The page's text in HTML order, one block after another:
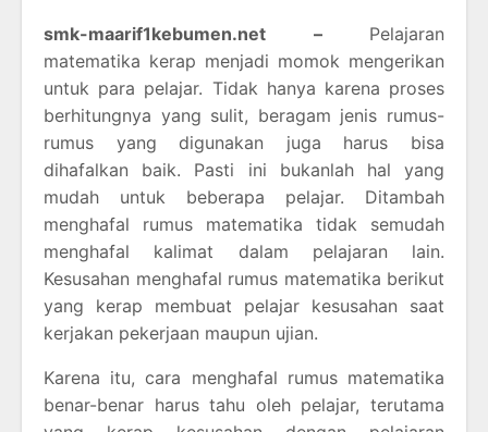
smk-maarif1kebumen.net – Pelajaran
matematika kerap menjadi momok mengerikan
untuk para pelajar. Tidak hanya karena proses
berhitungnya yang sulit, beragam jenis rumus-
rumus yang digunakan juga harus bisa
dihafalkan baik. Pasti ini bukanlah hal yang
mudah untuk beberapa pelajar. Ditambah
menghafal rumus matematika tidak semudah
menghafal kalimat dalam pelajaran lain.
Kesusahan menghafal rumus matematika berikut
yang kerap membuat pelajar kesusahan saat
kerjakan pekerjaan maupun ujian.
Karena itu, cara menghafal rumus matematika
benar-benar harus tahu oleh pelajar, terutama